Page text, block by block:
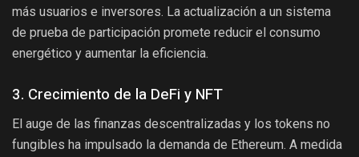
más usuarios e inversores. La actualización a un sistema
de prueba de participación promete reducir el consumo
energético y aumentar la eficiencia.
3. Crecimiento de la DeFi y NFT
El auge de las finanzas descentralizadas y los tokens no
fungibles ha impulsado la demanda de Ethereum. A medida